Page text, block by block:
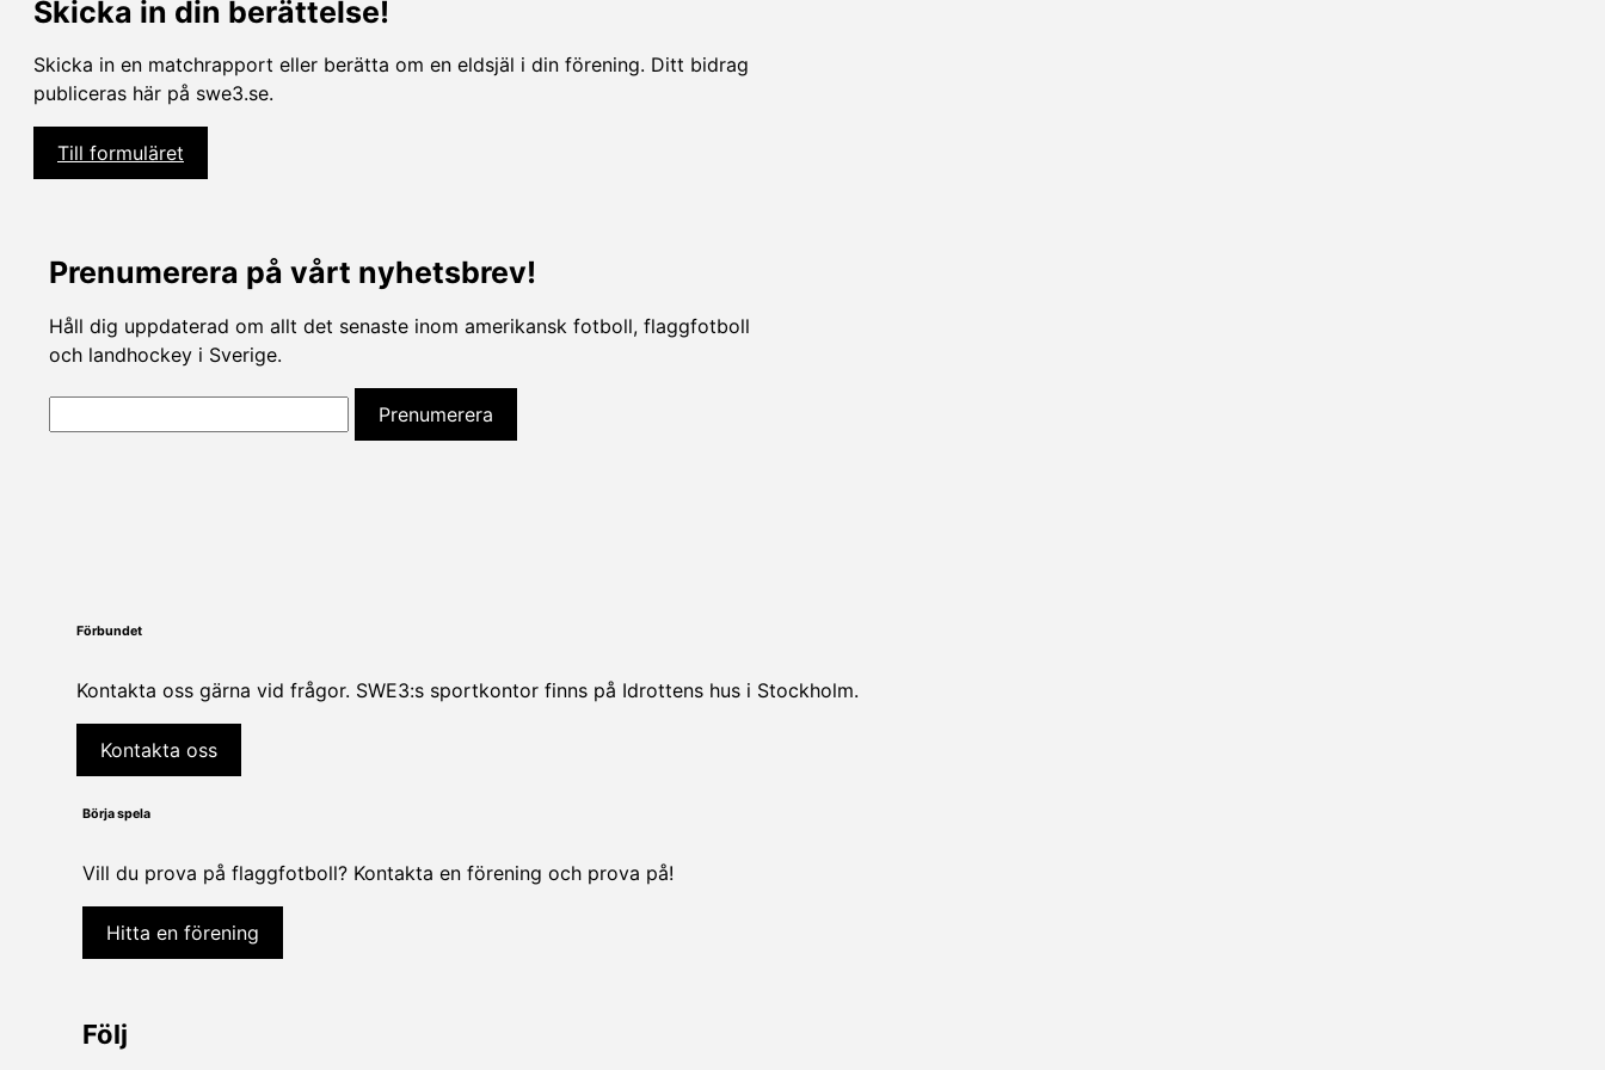
Skicka in din berättelse!
Skicka in en matchrapport eller berätta om en eldsjäl i din förening. Ditt bidrag
publiceras här på swe3.se.
Till formuläret
Prenumerera på vårt nyhetsbrev!
Håll dig uppdaterad om allt det senaste inom amerikansk fotboll, flaggfotboll
och landhockey i Sverige.
Förbundet
Kontakta oss gärna vid frågor. SWE3:s sportkontor finns på Idrottens hus i Stockholm.
Kontakta oss
Börja spela
Vill du prova på flaggfotboll? Kontakta en förening och prova på!
Hitta en förening
Följ